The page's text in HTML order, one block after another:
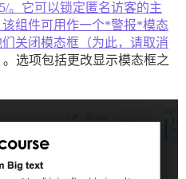
。它可以锁定匿名访客的主
组件可用作一个*警报*模态
关闭模态框（为此，请取消
。选项包括更改显示模态框之